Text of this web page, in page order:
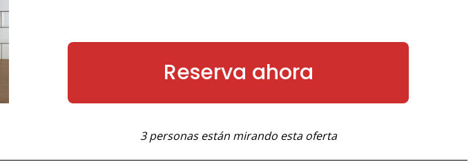
Reserva ahora
3 personas están mirando esta oferta